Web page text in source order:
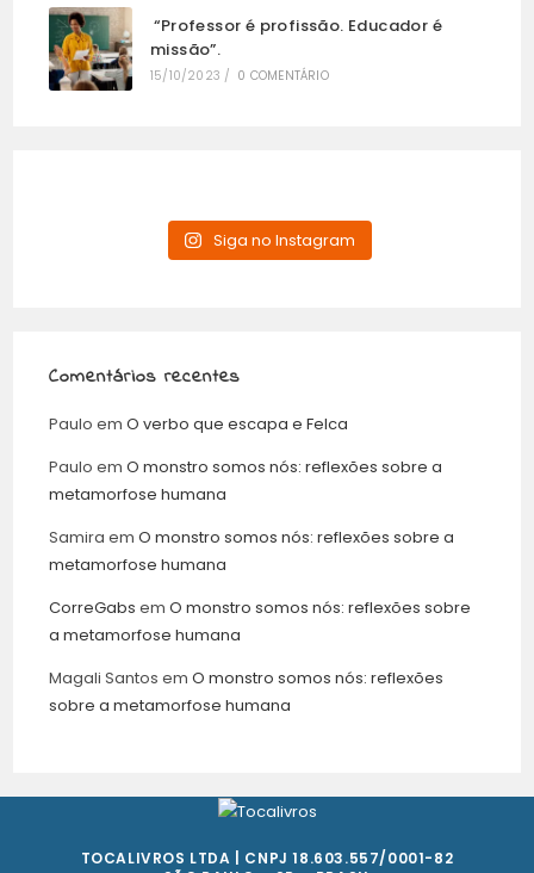
“Professor é profissão. Educador é
missão”.
15/10/2023 / 0 COMENTÁRIO
Siga no Instagram
Comentários recentes
Paulo emO verbo que escapa e Felca
Paulo emO monstro somos nós: reflexões sobre a
metamorfose humana
Samira emO monstro somos nós: reflexões sobre a
metamorfose humana
CorreGabs emO monstro somos nós: reflexões sobre
a metamorfose humana
Magali Santos emO monstro somos nós: reflexões
sobre a metamorfose humana
TOCALIVROS LTDA | CNPJ 18.603.557/0001-82